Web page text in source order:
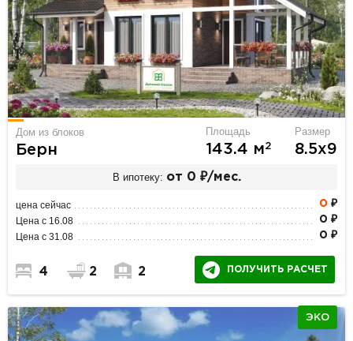
Дом из блоков
Берн
Площадь
143.4 м2
Размер
8.5х9
В ипотеку: от 0 ₽/мес.
цена сейчас 0 ₽
Цена с 16.08 0 ₽
Цена с 31.08 0 ₽
4 2 2 ПОЛУЧИТЬ РАСЧЕТ
ЭКО